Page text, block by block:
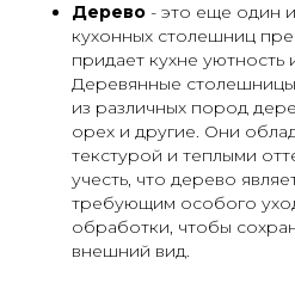
Дерево - это еще один
кухонных столешниц
придает кухне
Деревянные
из различных пород
орех и другие. Они
текстурой и теплыми
учесть, что дерево
требующим особого
обработки, чтобы
внешний вид.